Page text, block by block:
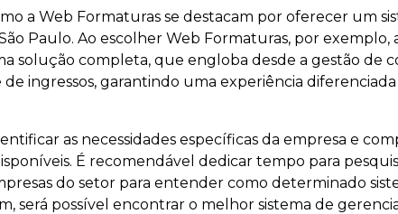
a Web Formaturas se destacam por oferecer um
Paulo. Ao escolher Web Formaturas, por exemplo,
solução completa, que engloba desde a gestão de
ingressos, garantindo uma experiência diferenciada
as necessidades específicas da empresa e
É recomendável dedicar tempo para
do setor para entender como determinado
será possível encontrar o melhor sistema de